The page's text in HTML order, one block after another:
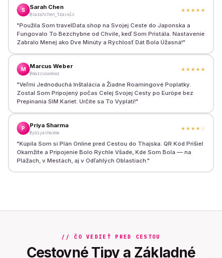
S Sarah Chen
@sarahchen_travels
★★★★★
"Použila Som travelData.shop na Svojej Ceste do Japonska a
Fungovalo To Bezchybne od Chvíle, keď Som Pristála. Nastavenie
Zabralo Menej ako Dve Minúty a Rýchlosť Dát Bola Úžasná!"
M Marcus Weber
@marcusweber
★★★★★
"Veľmi Jednoduchá Inštalácia a Žiadne Roamingové Poplatky.
Zostal Som Pripojený počas Celej Svojej Cesty po Európe bez
Prepínania SIM Kariet. Určite sa To Vyplatí!"
P Priya Sharma
@priyasharma
★★★★ ☆
"Kúpila Som si Plán Online pred Cestou do Thajska. QR Kód Prišiel
Okamžite a Pripojenie Bolo Rýchle Všade, Kde Som Bola — na
Plážach, v Mestách, aj v Odľahlých Oblastiach. "
// ČO VEDIEŤ PRED CESTOU
Cestovné Tipy a Základné